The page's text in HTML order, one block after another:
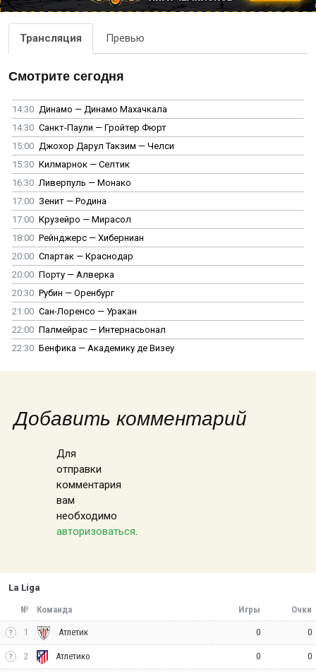
Трансляция Превью
Смотрите сегодня
14:30 Динамо — Динамо Махачкала
14:30 Санкт-Паули — Гройтер Фюрт
15:00 Джохор Дарул Такзим — Челси
15:30 Килмарнок — Селтик
16:30 Ливерпуль — Монако
17:00 Зенит — Родина
17:00 Крузейро — Мирасол
18:00 Рейнджерс — Хиберниан
20:00 Спартак — Краснодар
20:00 Порту — Алверка
20:30 Рубин — Оренбург
21:00 Сан-Лоренсо — Уракан
22:00 Палмейрас — Интернасьонал
22:30 Бенфика — Академику де Визеу
Добавить комментарий
Для
отправки
комментария
вам
необходимо
авторизоваться.
La Liga
№ Команда Игры Очки
1 Атлетик 0 0
2 Атлетико 0 0